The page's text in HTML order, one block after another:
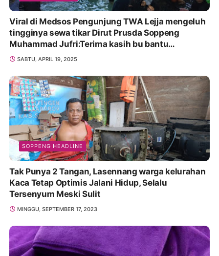
Viral di Medsos Pengunjung TWA Lejja mengeluh
tingginya sewa tikar Dirut Prusda Soppeng
Muhammad Jufri:Terima kasih bu bantu
Promosikan
SABTU, APRIL 19, 2025
SOPPENG HEADLINE
Tak Punya 2 Tangan, Lasennang warga kelurahan
Kaca Tetap Optimis Jalani Hidup, Selalu
Tersenyum Meski Sulit
MINGGU, SEPTEMBER 17, 2023